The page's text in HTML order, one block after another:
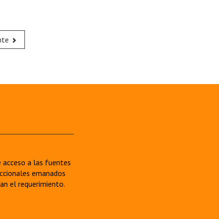
acceso a las fuentes
emanados
el requerimiento.